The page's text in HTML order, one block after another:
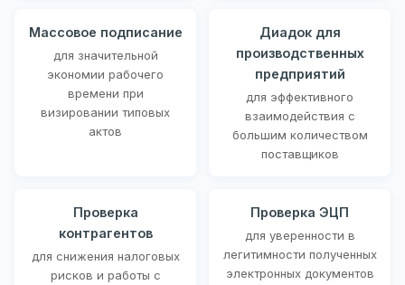
Массовое подписание
для значительной
экономии рабочего
времени при
визировании типовых
актов
Диадок для
производственных
предприятий
для эффективного
взаимодействия с
большим количеством
поставщиков
Проверка
контрагентов
для снижения налоговых
рисков и работы с
Проверка ЭЦП
для уверенности в
легитимности полученных
электронных документов